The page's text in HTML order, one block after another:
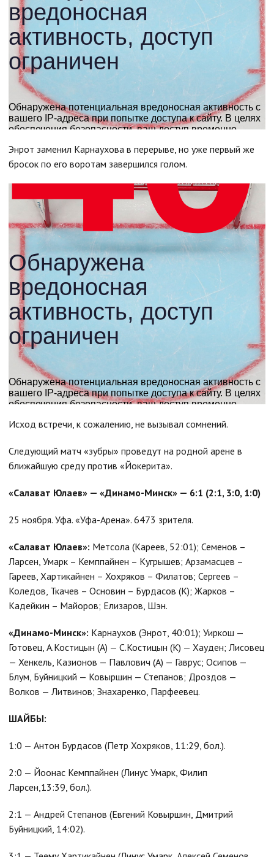
Энрот заменил Карнаухова в перерыве, но уже первый же
бросок по его воротам завершился голом.
Исход встречи, к сожалению, не вызывал сомнений.
Следующий матч «зубры» проведут на родной арене в
ближайшую среду против «Йокерита».
«Салават Юлаев» — «Динамо-Минск» — 6:1 (2:1, 3:0, 1:0)
25 ноября. Уфа. «Уфа-Арена». 6473 зрителя.
«Салават Юлаев»: Метсола (Кареев, 52:01); Семенов –
Ларсен, Умарк – Кемппайнен – Кугрышев; Арзамасцев –
Гареев, Хартикайнен – Хохряков – Филатов; Сергеев –
Коледов, Ткачев – Основин – Бурдасов (К); Жарков –
Кадейкин – Майоров; Елизаров, Шэн.
«Динамо-Минск»: Карнаухов (Энрот, 40:01); Уиркош —
Готовец, А.Костицын (А) — С.Костицын (К) — Хауден; Лисовец
— Хенкель, Казионов — Павлович (А) — Гаврус; Осипов —
Блум, Буйницкий — Ковыршин — Степанов; Дроздов —
Волков — Литвинов; Знахаренко, Парфеевец.
ШАЙБЫ:
1:0 — Антон Бурдасов (Петр Хохряков, 11:29, бол.).
2:0 — Йоонас Кемппайнен (Линус Умарк, Филип
Ларсен,13:39, бол.).
2:1 — Андрей Степанов (Евгений Ковыршин, Дмитрий
Буйницкий, 14:02).